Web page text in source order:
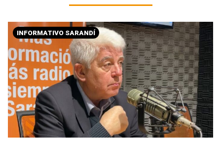
INFORMATIVO SARANDÍ